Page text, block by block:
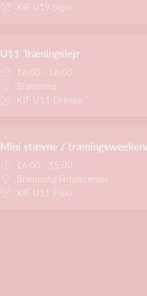
KIF U19 piger
U11 Træningslejr
16:00 - 16:00
Bramming
KIF U11 Drenge
Mini stævne /
16:00 - 15:00
Bramming Fritidscenter
KIF U11 Piger